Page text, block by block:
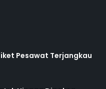
Pesawat Terjangkau